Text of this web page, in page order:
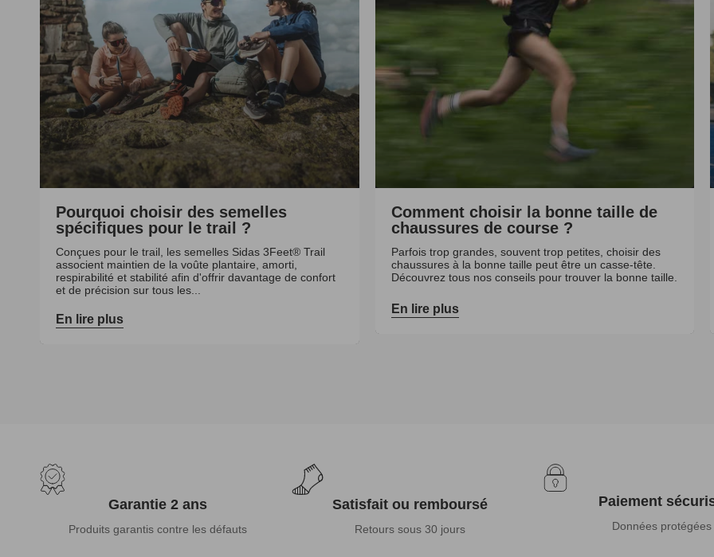
Pourquoi choisir des semelles
spécifiques pour le trail ?
Conçues pour le trail, les semelles Sidas 3Feet® Trail
associent maintien de la voûte plantaire, amorti,
respirabilité et stabilité afin d'offrir davantage de confort
et de précision sur tous les...
En lire plus
Comment choisir la bonne taille de
chaussures de course ?
Parfois trop grandes, souvent trop petites, choisir des
chaussures à la bonne taille peut être un casse-tête.
Découvrez tous nos conseils pour trouver la bonne taille.
En lire plus
Garantie 2 ans
Produits garantis contre les défauts
Satisfait ou remboursé
Retours sous 30 jours
Paiement
Données protégées